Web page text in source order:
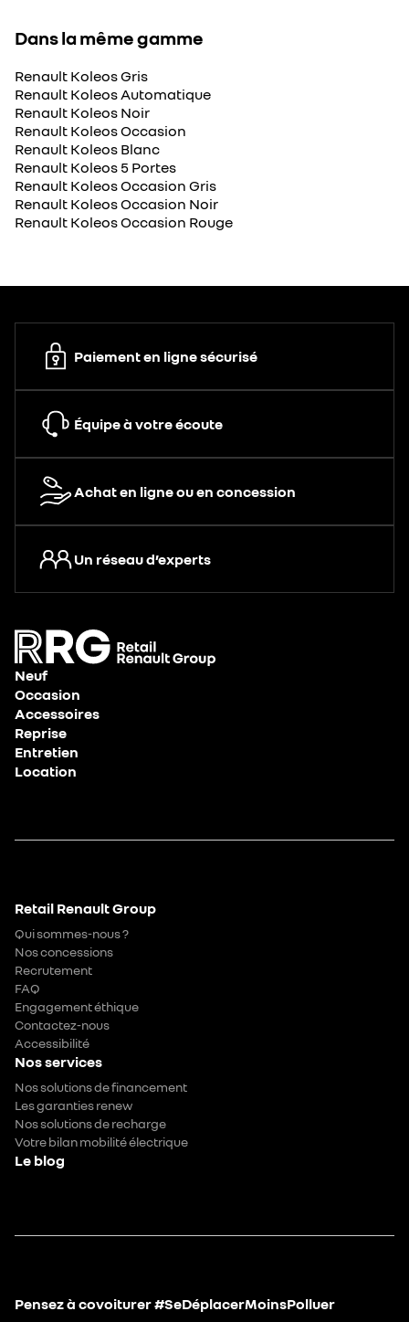
Dans la même gamme
Renault Koleos Gris
Renault Koleos Automatique
Renault Koleos Noir
Renault Koleos Occasion
Renault Koleos Blanc
Renault Koleos 5 Portes
Renault Koleos Occasion Gris
Renault Koleos Occasion Noir
Renault Koleos Occasion Rouge
Paiement en ligne sécurisé
Équipe à votre écoute
Achat en ligne ou en concession
Un réseau d’experts
Neuf
Occasion
Accessoires
Reprise
Entretien
Location
Retail Renault Group
Qui sommes-nous ?
Nos concessions
Recrutement
FAQ
Engagement éthique
Contactez-nous
Accessibilité
Nos services
Nos solutions de financement
Les garanties renew
Nos solutions de recharge
Votre bilan mobilité électrique
Le blog
Pensez à covoiturer #SeDéplacerMoinsPolluer